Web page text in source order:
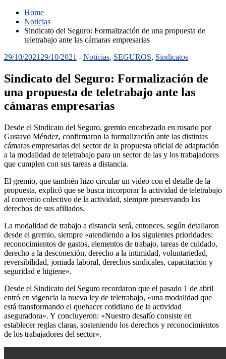
Home
Noticias
Sindicato del Seguro: Formalización de una propuesta de
teletrabajo ante las cámaras empresarias
29/10/2021 29/10/2021 - Noticias, SEGUROS, Sindicatos
Sindicato del Seguro: Formalización de
una propuesta de teletrabajo ante las
cámaras empresarias
Desde el Sindicato del Seguro, gremio encabezado en rosario por
Gustavo Méndez, confirmaron la formalización ante las distintas
cámaras empresarias del sector de la propuesta oficial de adaptación
a la modalidad de teletrabajo para un sector de las y los trabajadores
que cumplen con sus tareas a distancia.
El gremio, que también hizo circular un video con el detalle de la
propuesta, explicó que se busca incorporar la actividad de teletrabajo
al convenio colectivo de la actividad, siempre preservando los
derechos de sus afiliados.
La modalidad de trabajo a distancia será, entonces, según detallaron
desde el gremio, siempre «atendiendo a los siguientes prioridades:
reconocimientos de gastos, elementos de trabajo, tareas de cuidado,
derecho a la desconexión, derecho a la intimidad, voluntariedad,
reversibilidad, jornada laboral, derechos sindicales, capacitación y
seguridad e higiene».
Desde el Sindicato del Seguro recordaron que el pasado 1 de abril
entró en vigencia la nueva ley de teletrabajo, «una modalidad que
está transformando el quehacer cotidiano de la actividad
aseguradora». Y concluyeron: «Nuestro desafío consiste en
establecer reglas claras, sosteniendo los derechos y reconocimientos
de los trabajadores del sector».